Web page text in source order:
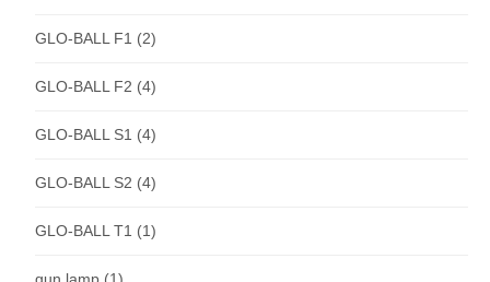
GLO-BALL F1 (2)
GLO-BALL F2 (4)
GLO-BALL S1 (4)
GLO-BALL S2 (4)
GLO-BALL T1 (1)
gun lamp (1)